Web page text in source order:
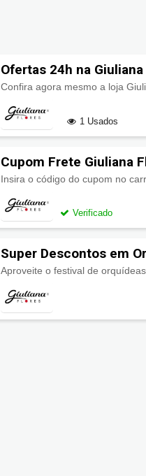
Ofertas 24h na
1 Usados
Cupom Frete Giuliana
Insira o código do cupom no
Verificado
Super Descontos em
Flores
Aproveite o festival de